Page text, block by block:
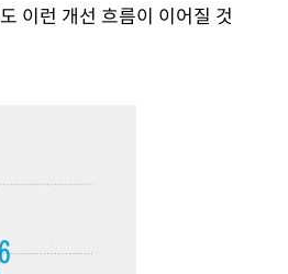
이런 개선 흐름이 이어질 것